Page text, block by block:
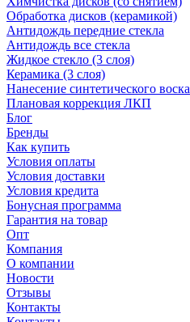
Обработка дисков (керамикой)
Антидождь передние стекла
Антидождь все стекла
Жидкое стекло (3 слоя)
Керамика (3 слоя)
Нанесение синтетического воска
Плановая коррекция ЛКП
Блог
Бренды
Как купить
Условия оплаты
Условия доставки
Условия кредита
Бонусная программа
Гарантия на товар
Опт
Компания
О компании
Новости
Отзывы
Контакты